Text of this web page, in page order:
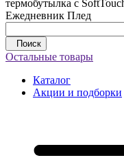
термобутылка с
Ежедневник Плед
Поиск
Остальные товары
Каталог
Акции и подборки